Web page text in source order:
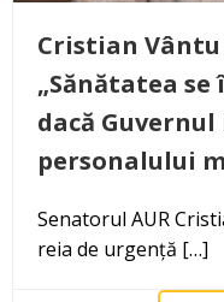
Cristian Vântu
„Sănătatea
dacă
personalului
Senatorul AUR
reia de urgență […]